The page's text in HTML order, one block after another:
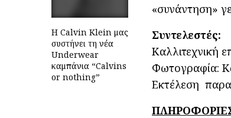
Η Calvin Klein μας
συστήνει τη νέα
Underwear
καμπάνια “Calvins
or nothing”
«συνάντηση»
Συντελεστές:
Καλλιτεχνική
Φωτογραφία:
Εκτέλεση